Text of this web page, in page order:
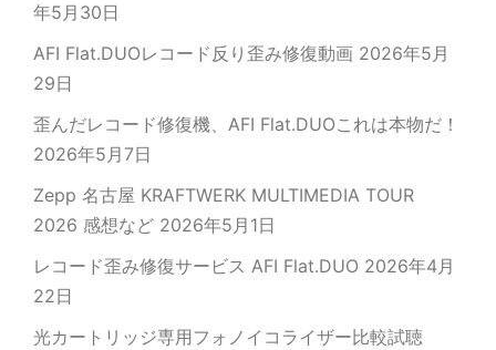
年5月30日
AFI Flat.DUOレコード反り歪み修復動画 2026年5月
29日
歪んだレコード修復機、AFI Flat.DUOこれは本物だ！
2026年5月7日
Zepp 名古屋 KRAFTWERK MULTIMEDIA TOUR
2026 感想など 2026年5月1日
レコード歪み修復サービス AFI Flat.DUO 2026年4月
22日
光カートリッジ専用フォノイコライザー比較試聴